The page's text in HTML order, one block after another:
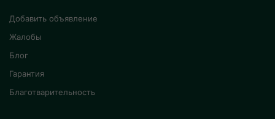
Добавить объявление
Жалобы
Блог
Гарантия
Благотварительность